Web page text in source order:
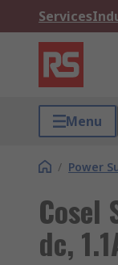
Services
Menu
/ Power
Cosel
dc,